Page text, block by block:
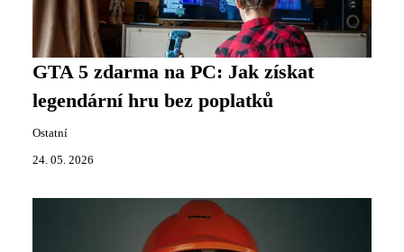
GTA 5 zdarma na PC: Jak získat
legendární hru bez poplatků
Ostatní
24. 05. 2026